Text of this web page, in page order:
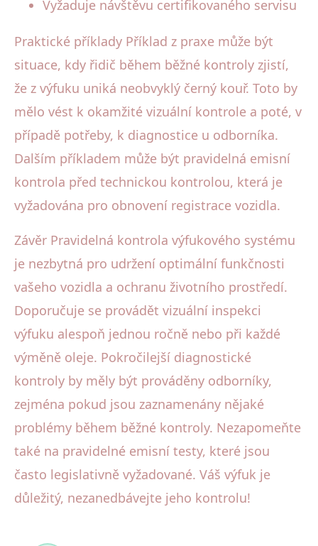
Vyžaduje návštěvu certifikovaného servisu
Praktické příklady Příklad z praxe může být
situace, kdy řidič během běžné kontroly zjistí,
že z výfuku uniká neobvyklý černý kouř. Toto by
mělo vést k okamžité vizuální kontrole a poté, v
případě potřeby, k diagnostice u odborníka.
Dalším příkladem může být pravidelná emisní
kontrola před technickou kontrolou, která je
vyžadována pro obnovení registrace vozidla.
Závěr Pravidelná kontrola výfukového systému
je nezbytná pro udržení optimální funkčnosti
vašeho vozidla a ochranu životního prostředí.
Doporučuje se provádět vizuální inspekci
výfuku alespoň jednou ročně nebo při každé
výměně oleje. Pokročilejší diagnostické
kontroly by měly být prováděny odborníky,
zejména pokud jsou zaznamenány nějaké
problémy během běžné kontroly. Nezapomeňte
také na pravidelné emisní testy, které jsou
často legislativně vyžadované. Váš výfuk je
důležitý, nezanedbávejte jeho kontrolu!